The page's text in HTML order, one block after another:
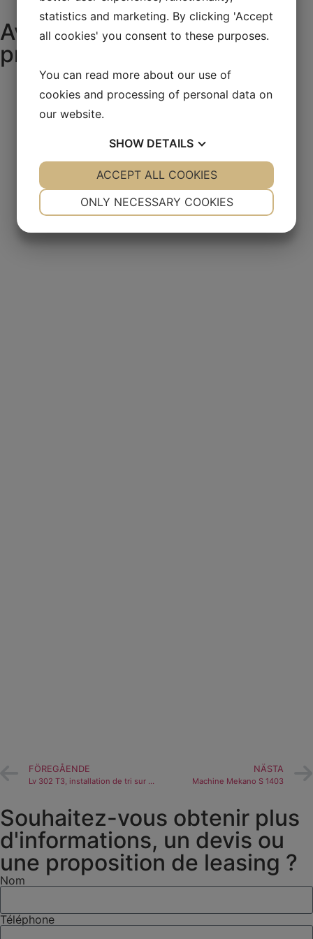
Avantages de tous les
produits Maskin Mekano
FÖREGÅENDE
Lv 302 T3, installation de tri sur châssis à benne basculante
NÄSTA
Machine Mekano S 1403
Souhaitez-vous obtenir plus
d'informations, un devis ou
une proposition de leasing ?
Nom
Téléphone
statistics and marketing. By clicking 'Accept
all cookies' you consent to these purposes.
You can read more about our use of
cookies and processing of personal data on
our website.
SHOW DETAILS
YES NO YES NO
ONLY NECESSARY COOKIES
ACCEPT ALL COOKIES